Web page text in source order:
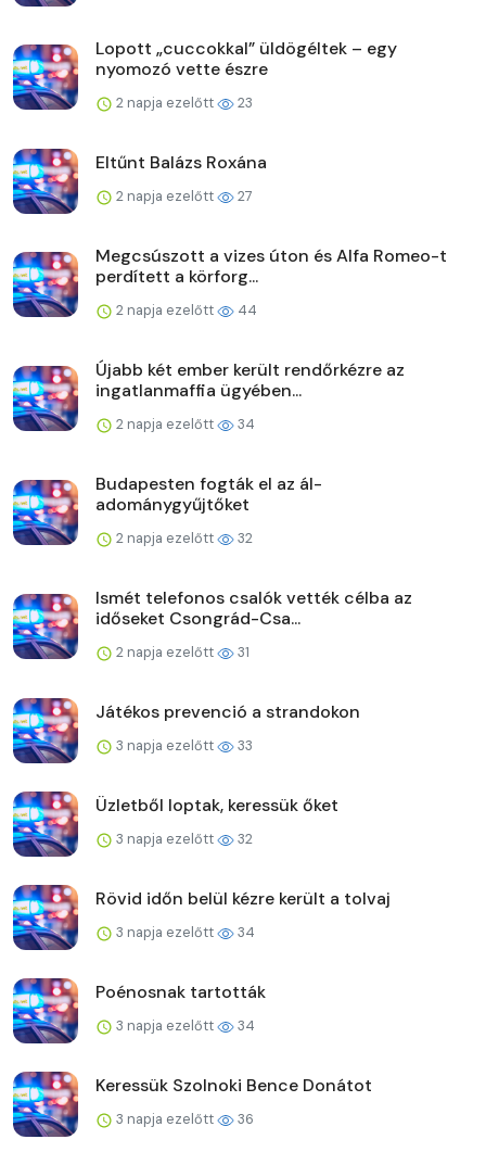
Lopott „cuccokkal” üldögéltek – egy
nyomozó vette észre
2 napja ezelőtt 23
Eltűnt Balázs Roxána
2 napja ezelőtt 27
Megcsúszott a vizes úton és Alfa Romeo-t
perdített a körforg...
2 napja ezelőtt 44
Újabb két ember került rendőrkézre az
ingatlanmaffia ügyében...
2 napja ezelőtt 34
Budapesten fogták el az ál-
adománygyűjtőket
2 napja ezelőtt 32
Ismét telefonos csalók vették célba az
időseket Csongrád-Csa...
2 napja ezelőtt 31
Játékos prevenció a strandokon
3 napja ezelőtt 33
Üzletből loptak, keressük őket
3 napja ezelőtt 32
Rövid időn belül kézre került a tolvaj
3 napja ezelőtt 34
Poénosnak tartották
3 napja ezelőtt 34
Keressük Szolnoki Bence Donátot
3 napja ezelőtt 36